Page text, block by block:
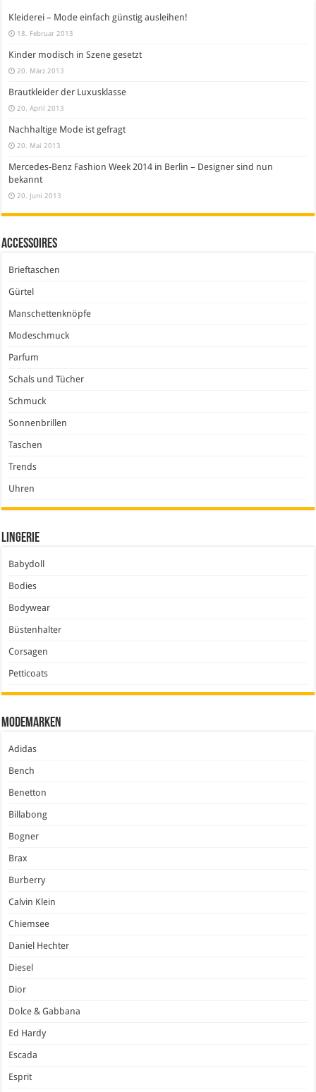
Kleiderei – Mode einfach günstig ausleihen!
18. Februar 2013
Kinder modisch in Szene gesetzt
20. März 2013
Brautkleider der Luxusklasse
20. April 2013
Nachhaltige Mode ist gefragt
20. Mai 2013
Mercedes-Benz Fashion Week 2014 in Berlin – Designer sind nun
bekannt
20. Juni 2013
Accessoires
Brieftaschen
Gürtel
Manschettenknöpfe
Modeschmuck
Parfum
Schals und Tücher
Schmuck
Sonnenbrillen
Taschen
Trends
Uhren
Lingerie
Babydoll
Bodies
Bodywear
Büstenhalter
Corsagen
Petticoats
Modemarken
Adidas
Bench
Benetton
Billabong
Bogner
Brax
Burberry
Calvin Klein
Chiemsee
Daniel Hechter
Diesel
Dior
Dolce & Gabbana
Ed Hardy
Escada
Esprit